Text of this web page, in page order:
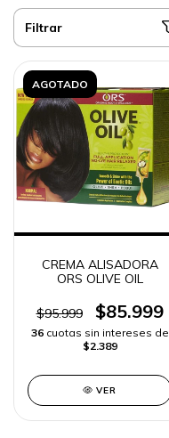
Filtrar
AGOTADO
CREMA ALISADORA
ORS OLIVE OIL
$95.999 $85.999
36 cuotas sin intereses de
$2.389
VER